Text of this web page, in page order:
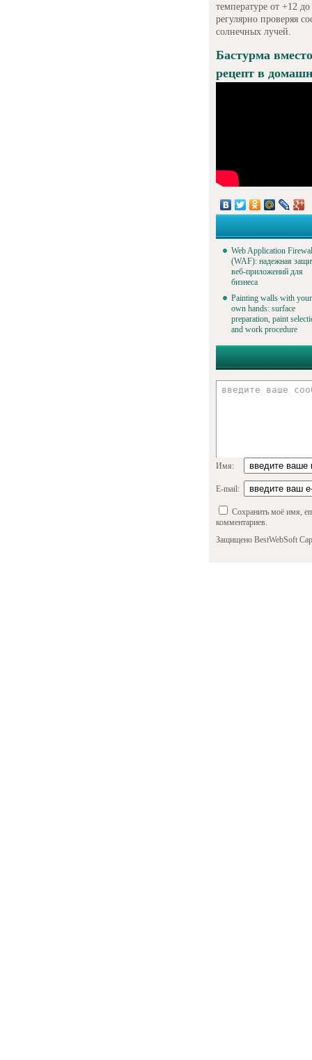
температуре от +12
регулярно проверяя
солнечных лучей.
Бастурма
рецепт в
Web Application
(WAF): надежная
веб-приложений для
бизнеса
Painting walls with your
own hands: surface
preparation, paint
and work procedure
Имя:
E-mail:
Сохранить моё имя,
комментариев.
Защищено BestWebSoft